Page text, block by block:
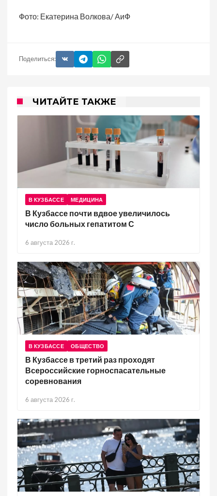
Фото: Екатерина Волкова/ АиФ
Поделиться:
ЧИТАЙТЕ ТАКЖЕ
В КУЗБАССЕ МЕДИЦИНА
В Кузбассе почти вдвое увеличилось
число больных гепатитом С
6 августа 2026 г.
В КУЗБАССЕ ОБЩЕСТВО
В Кузбассе в третий раз проходят
Всероссийские горноспасательные
соревнования
6 августа 2026 г.